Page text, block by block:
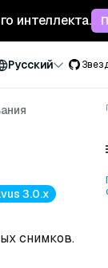
интеллекта.
Русский
3.0.x
снимков.